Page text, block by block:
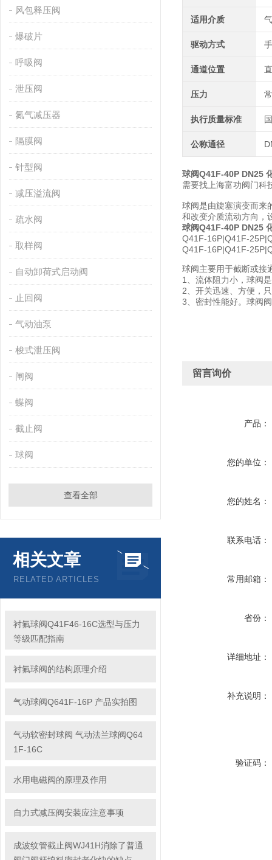
风包释压阀
爆破片
呼吸阀
泄压阀
氮气减压器
隔膜阀
针型阀
减压溢流阀
疏水阀
取样阀
自动卸荷式启动阀
止回阀
气动油泵
梭式泄压阀
闸阀
蝶阀
截止阀
球阀
查看全部
相关文章
RELATED ARTICLES
衬氟球阀Q41F46-16C选型与压力
等级匹配指南
衬氟球阀的结构原理介绍
气动球阀Q641F-16P 产品实拍图
气动软密封球阀 气动法兰球阀Q64
1F-16C
水用电磁阀的原理及作用
自力式减压阀安装应注意事项
成波纹管截止阀WJ41H消除了普通
适用介质
驱动方式
通道位置
压力
执行质量标准
公称通径
球阀Q41F-40P DN25
需要找上海富功阀门科
球阀是由旋塞演变而来
和改变介质流动方向，
球阀Q41F-40P DN25
Q41F-16P|Q41F-
Q41F-16P|Q41F-
球阀主要用于截断或接
1、流体阻力小，球阀
2、开关迅速、方便，
3、密封性能好。球阀
留言询价
产品：
您的单位：
您的姓名：
联系电话：
常用邮箱：
省份：
详细地址：
补充说明：
验证码：